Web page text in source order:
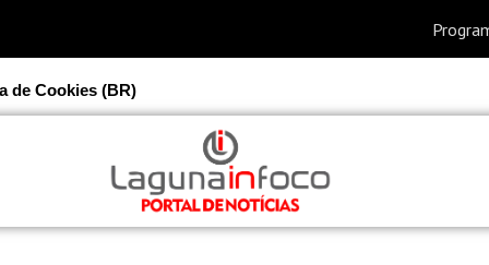
de Cookies (BR)